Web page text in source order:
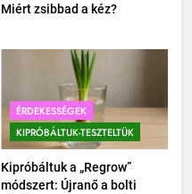
Miért zsibbad a kéz?
ÉRDEKESSÉGEK
KIPRÓBÁLTUK-TESZTELTÜK
Kipróbáltuk a „Regrow”
módszert: Újranő a bolti